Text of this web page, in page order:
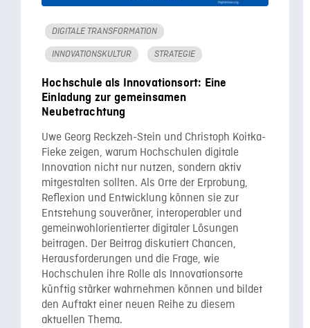
DIGITALE TRANSFORMATION
INNOVATIONSKULTUR STRATEGIE
Hochschule als Innovationsort: Eine
Einladung zur gemeinsamen
Neubetrachtung
Uwe Georg Reckzeh-Stein und Christoph Koitka-
Fieke zeigen, warum Hochschulen digitale
Innovation nicht nur nutzen, sondern aktiv
mitgestalten sollten. Als Orte der Erprobung,
Reflexion und Entwicklung können sie zur
Entstehung souveräner, interoperabler und
gemeinwohlorientierter digitaler Lösungen
beitragen. Der Beitrag diskutiert Chancen,
Herausforderungen und die Frage, wie
Hochschulen ihre Rolle als Innovationsorte
künftig stärker wahrnehmen können und bildet
den Auftakt einer neuen Reihe zu diesem
aktuellen Thema.